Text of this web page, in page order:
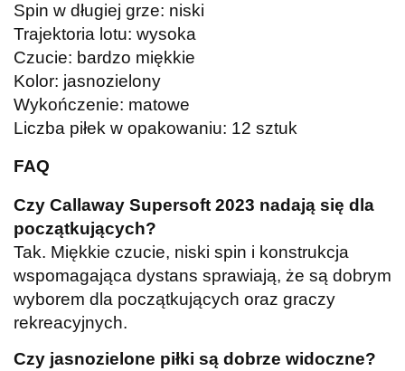
Spin w długiej grze: niski
Trajektoria lotu: wysoka
Czucie: bardzo miękkie
Kolor: jasnozielony
Wykończenie: matowe
Liczba piłek w opakowaniu: 12 sztuk
FAQ
Czy Callaway Supersoft 2023 nadają się dla
początkujących?
Tak. Miękkie czucie, niski spin i konstrukcja
wspomagająca dystans sprawiają, że są dobrym
wyborem dla początkujących oraz graczy
rekreacyjnych.
Czy jasnozielone piłki są dobrze widoczne?